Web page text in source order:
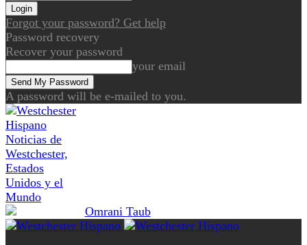
Forgot your password? Get help
Password recovery
Recover your password
your email
A password will be e-mailed to you.
Noticias de
Westchester,
Estados
Unidos y el
Mundo